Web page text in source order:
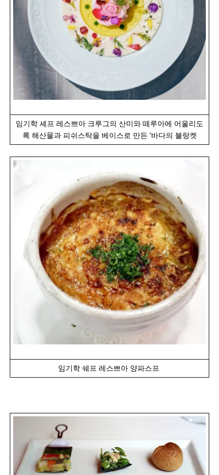
임기학 셰프 레스쁘아 크루그의 산미와 떼루아에 어울리도
록 해산물과 피쉬스탁을 베이스로 만든 ‘바다의 블랑켓
임기학 쉐프 레스쁘아 양파스프